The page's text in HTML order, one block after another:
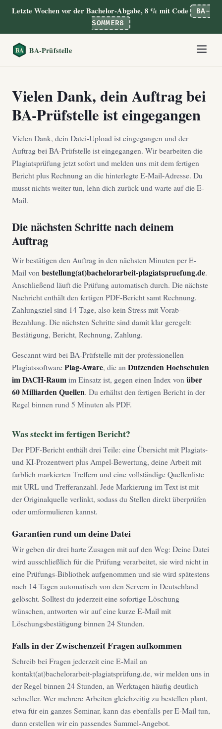
Letzte Wochen vor der Bachelor-Abgabe, 8 % mit Code
BA-
SOMMER8
Vielen Dank, dein Auftrag bei
BA-Prüfstelle ist eingegangen
Vielen Dank, dein Datei-Upload ist eingegangen und der
Auftrag bei BA-Prüfstelle ist eingegangen. Wir bearbeiten die
Plagiatsprüfung jetzt sofort und melden uns mit dem fertigen
Bericht plus Rechnung an die hinterlegte E-Mail-Adresse. Du
musst nichts weiter tun, lehn dich zurück und warte auf die E-
Mail.
Die nächsten Schritte nach deinem
Auftrag
Wir bestätigen den Auftrag in den nächsten Minuten per E-
Mail von bestellung(at)bachelorarbeit-plagiatspruefung.de.
Anschließend läuft die Prüfung automatisch durch. Die nächste
Nachricht enthält den fertigen PDF-Bericht samt Rechnung.
Zahlungsziel sind 14 Tage, also kein Stress mit Vorab-
Bezahlung. Die nächsten Schritte sind damit klar geregelt:
Bestätigung, Bericht, Rechnung, Zahlung.
Gescannt wird bei BA-Prüfstelle mit der professionellen
PlagiatssoftwarePlag-Aware, die an Dutzenden Hochschulen
im DACH-Raumim Einsatz ist, gegen einen Index von über
60 Milliarden Quellen. Du erhältst den fertigen Bericht in der
Regel binnen rund 5 Minuten als PDF.
Was steckt im fertigen Bericht?
Der PDF-Bericht enthält drei Teile: eine Übersicht mit Plagiats-
und KI-Prozentwert plus Ampel-Bewertung, deine Arbeit mit
farblich markierten Treffern und eine vollständige Quellenliste
mit URL und Trefferanzahl. Jede Markierung im Text ist mit
der Originalquelle verlinkt, sodass du Stellen direkt überprüfen
oder umformulieren kannst.
Garantien rund um deine Datei
Wir geben dir drei harte Zusagen mit auf den Weg: Deine Datei
wird ausschließlich für die Prüfung verarbeitet, sie wird nicht in
eine Prüfungs-Bibliothek aufgenommen und sie wird spätestens
nach 14 Tagen automatisch von den Servern in Deutschland
gelöscht. Solltest du jederzeit eine sofortige Löschung
wünschen, antworten wir auf eine kurze E-Mail mit
Löschungsbestätigung binnen 24 Stunden.
Falls in der Zwischenzeit Fragen aufkommen
Schreib bei Fragen jederzeit eine E-Mail an
kontakt(at)bachelorarbeit-plagiatsprüfung.de, wir melden uns in
der Regel binnen 24 Stunden, an Werktagen häufig deutlich
schneller. Wer mehrere Arbeiten gleichzeitig zu bestellen plant,
etwa für ein ganzes Seminar, kann das ebenfalls per E-Mail tun,
dann erstellen wir ein passendes Sammel-Angebot.